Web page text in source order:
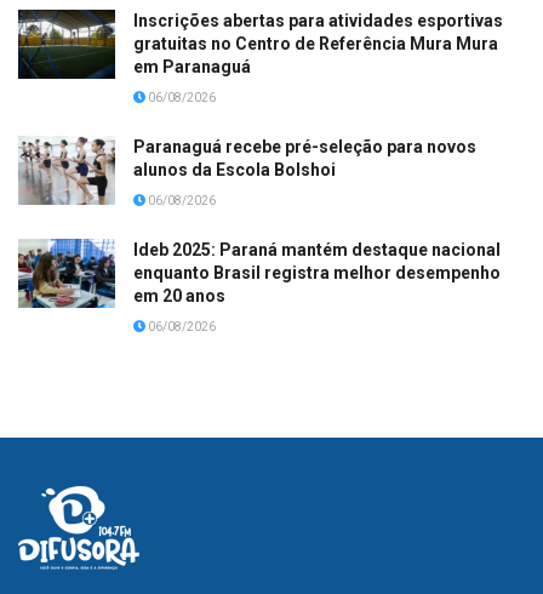
Inscrições abertas para atividades esportivas
gratuitas no Centro de Referência Mura Mura
em Paranaguá
06/08/2026
Paranaguá recebe pré-seleção para novos
alunos da Escola Bolshoi
06/08/2026
Ideb 2025: Paraná mantém destaque nacional
enquanto Brasil registra melhor desempenho
em 20 anos
06/08/2026